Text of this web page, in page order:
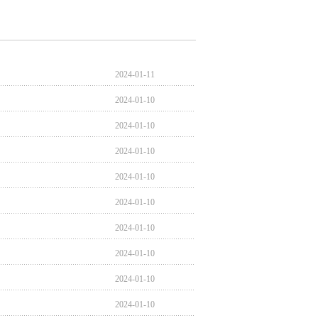
2024-01-11
2024-01-10
2024-01-10
2024-01-10
2024-01-10
2024-01-10
2024-01-10
2024-01-10
2024-01-10
2024-01-10